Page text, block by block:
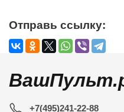
Отправь ссылку:
+7(495)241-22-88